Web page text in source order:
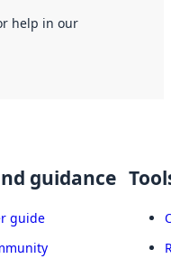
help in our
guidance
guide